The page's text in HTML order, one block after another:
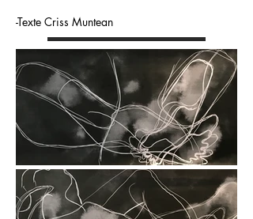
-Texte Criss Muntean